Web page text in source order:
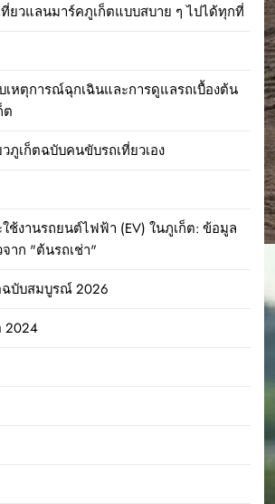
ที่ยวแลนมาร์คภูเก็ตแบบสบาย ๆ ไปได้ทุกที่
เหตุการณ์ฉุกเฉินและการดูแลรถเบื้องต้น
ต
ภูเก็ตฉบับคนขับรถเที่ยวเอง
ช้งานรถยนต์ไฟฟ้า (EV) ในภูเก็ต: ข้อมูล
าก "ต้นรถเช่า"
ฉบับสมบูรณ์ 2026
2024